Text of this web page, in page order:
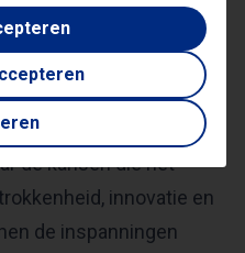
bij het implementeren
Het vereist
bereidheid om te
de kansen die het
innovatie en
de inspanningen